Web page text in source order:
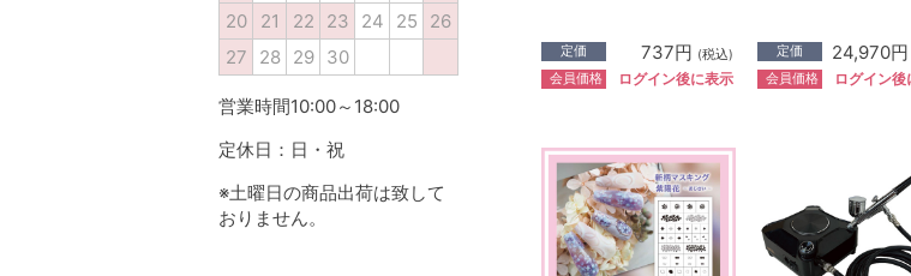
定価 737円 (税込)
会員価格 ログイン後に表示
定価 24,970円
会員価格 ログイン後
20
21 22 23 24 25
26
27
28 29 30
営業時間10:00～18:00
定休日：日・祝
※土曜日の商品出荷は致して
おりません。